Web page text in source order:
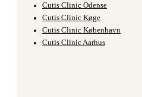
Cutis Clinic Odense
Cutis Clinic Køge
Cutis Clinic København
Cutis Clinic Aarhus